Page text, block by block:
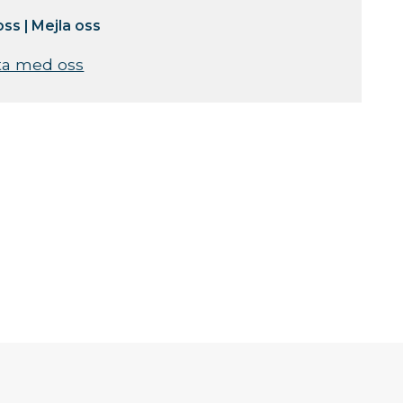
| Mejla oss
med oss